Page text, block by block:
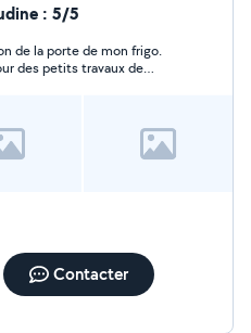
: 5/5
de la porte de mon frigo.
des petits travaux de
Contacter